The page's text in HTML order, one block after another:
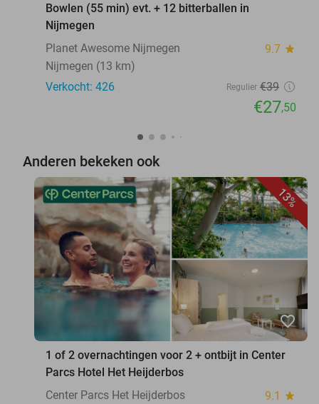
Bowlen (55 min) evt. + 12 bitterballen in
Nijmegen
Planet Awesome Nijmegen
9.7 star
Nijmegen (13 km)
Verkocht: 426
Regulier €39
€27,50
Anderen bekeken ook
13%
favorite_border
1 of 2 overnachtingen voor 2 + ontbijt in Center
Parcs Hotel Het Heijderbos
Center Parcs Het Heijderbos
9.1 star